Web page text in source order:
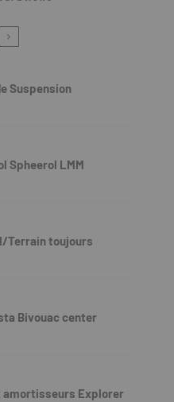
Suspension
Spheerol LMM
Terrain toujours
Bivouac center
amortisseurs Explorer